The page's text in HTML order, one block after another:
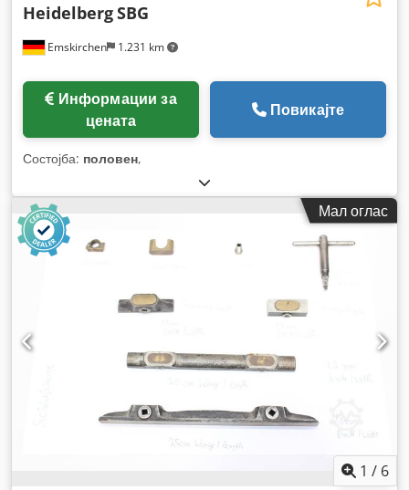
Emskirchen 1.231 km
HeidelbergSBG
цената
Повикајте
Состојба: половен,
Мал оглас
1 / 6